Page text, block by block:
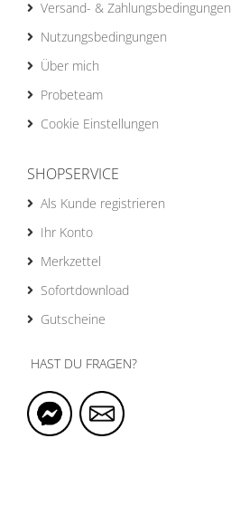
Versand- & Zahlungsbedingungen
Nutzungsbedingungen
Über mich
Probeteam
Cookie Einstellungen
SHOPSERVICE
Als Kunde registrieren
Ihr Konto
Merkzettel
Sofortdownload
Gutscheine
HAST DU FRAGEN?